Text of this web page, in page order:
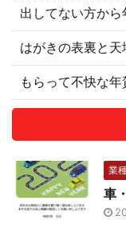
出してない方か
はがきの表裏と天
もらって不快な年
業
車